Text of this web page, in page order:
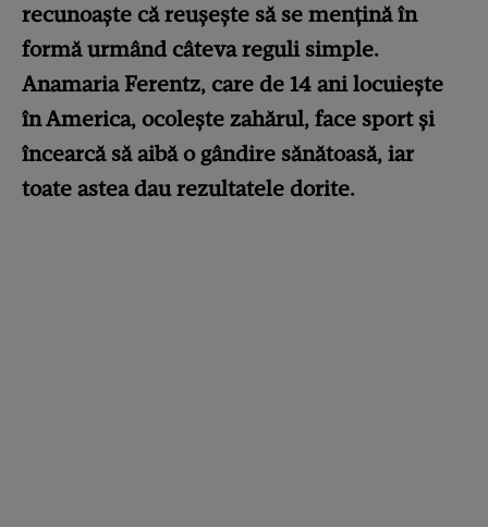
recunoaște că reușește să se mențină în
formă urmând câteva reguli simple.
Anamaria Ferentz, care de 14 ani locuiește
în America, ocolește zahărul, face sport și
încearcă să aibă o gândire sănătoasă, iar
toate astea dau rezultatele dorite.